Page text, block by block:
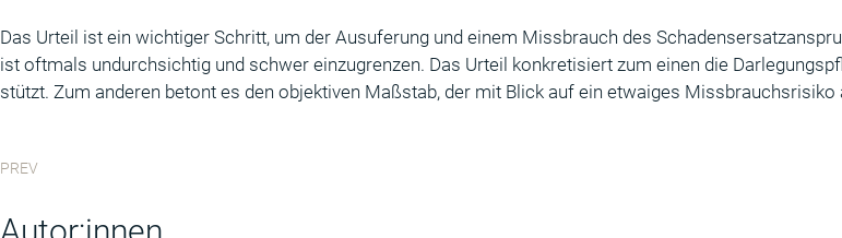
Das Urteil ist ein wichtiger Schritt, um der Ausuferung und einem Missbrauch des
ist oftmals undurchsichtig und schwer einzugrenzen. Das Urteil konkretisiert zum einen die
stützt. Zum anderen betont es den objektiven Maßstab, der mit Blick auf ein etwaiges
PREV